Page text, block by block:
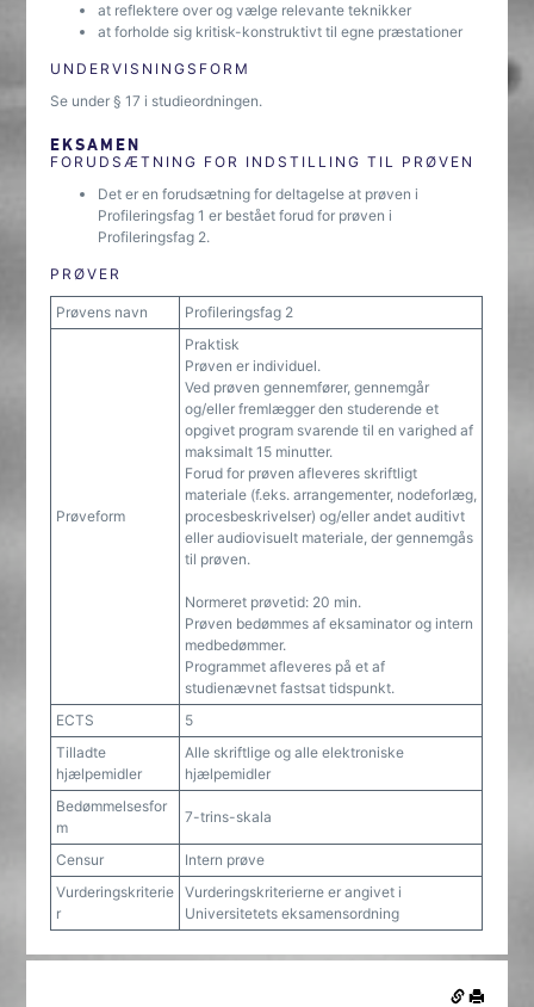
at reflektere over og vælge relevante teknikker
at forholde sig kritisk-konstruktivt til egne præstationer
UNDERVISNINGSFORM
Se under § 17 i studieordningen.
EKSAMEN
FORUDSÆTNING FOR INDSTILLING TIL PRØVEN
Det er en forudsætning for deltagelse at prøven i
Profileringsfag 1 er bestået forud for prøven i
Profileringsfag 2.
PRØVER
Prøvens navn Profileringsfag 2
Prøveform
Praktisk
Prøven er individuel.
Ved prøven gennemfører, gennemgår
og/eller fremlægger den studerende et
opgivet program svarende til en varighed af
maksimalt 15 minutter.
Forud for prøven afleveres skriftligt
materiale (f.eks. arrangementer, nodeforlæg,
procesbeskrivelser) og/eller andet auditivt
eller audiovisuelt materiale, der gennemgås
til prøven.
Normeret prøvetid: 20 min.
Prøven bedømmes af eksaminator og intern
medbedømmer.
Programmet afleveres på et af
studienævnet fastsat tidspunkt.
ECTS
5
Tilladte
hjælpemidler
Alle skriftlige og alle elektroniske
hjælpemidler
Bedømmelsesfor
m
7-trins-skala
Censur
Intern prøve
Vurderingskriterie
r
Vurderingskriterierne er angivet i
Universitetets eksamensordning